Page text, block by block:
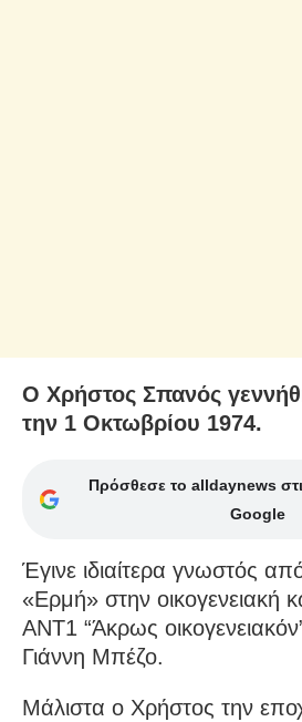
Ο Χρήστος Σπανός
την 1 Οκτωβρίου 1974.
Πρόσθεσε το alldaynews
Google
Έγινε ιδιαίτερα γνωστός
«Ερμή» στην οικογενειακή
ΑΝΤ1 “Άκρως
Γιάννη Μπέζο.
Μάλιστα ο Χρήστος την